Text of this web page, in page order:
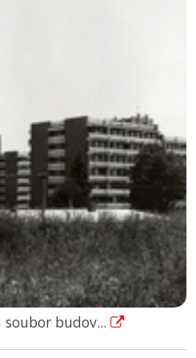
budov...